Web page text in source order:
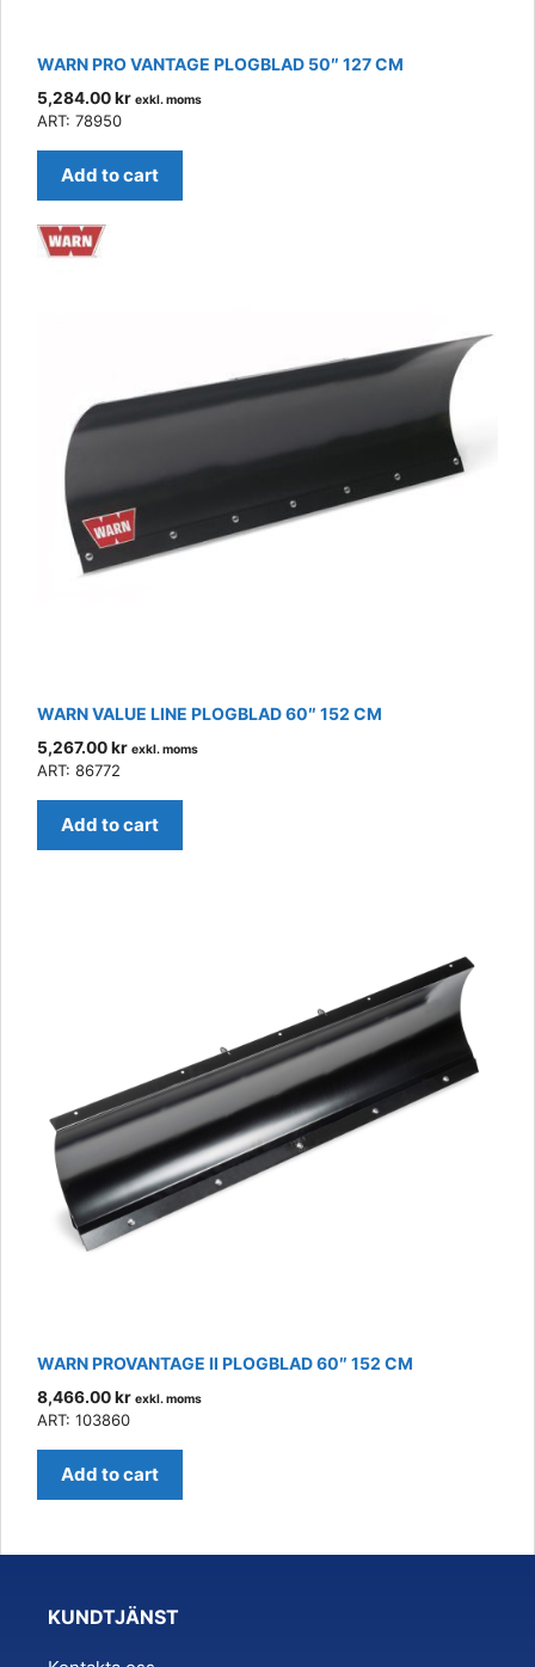
WARN PRO VANTAGE PLOGBLAD 50″ 127 CM
5,284.00kr exkl. moms
ART: 78950
Add to cart
WARN VALUE LINE PLOGBLAD 60″ 152 CM
5,267.00kr exkl. moms
ART: 86772
Add to cart
WARN PROVANTAGE II PLOGBLAD 60″ 152 CM
8,466.00kr exkl. moms
ART: 103860
Add to cart
KUNDTJÄNST